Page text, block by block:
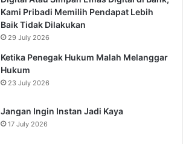
Kami Pribadi Memilih Pendapat Lebih
Baik Tidak Dilakukan
29 July 2026
Ketika Penegak Hukum Malah Melanggar
Hukum
23 July 2026
Jangan Ingin Instan Jadi Kaya
17 July 2026